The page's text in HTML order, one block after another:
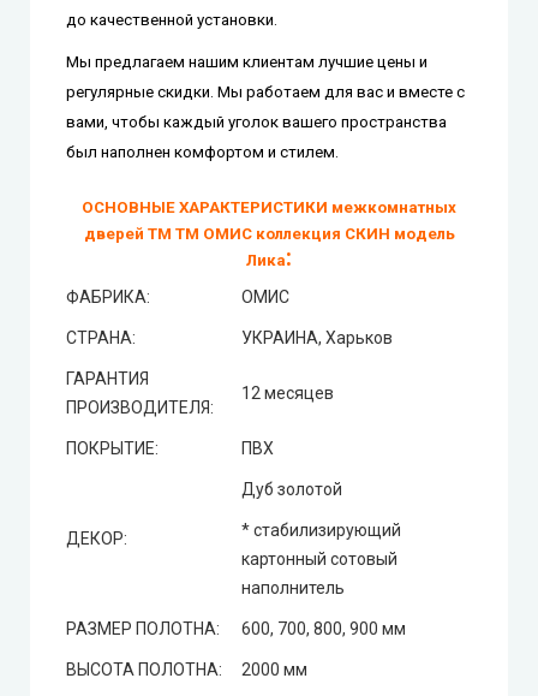
до качественной установки.
Мы предлагаем нашим клиентам лучшие цены и
регулярные скидки. Мы работаем для вас и вместе с
вами, чтобы каждый уголок вашего пространства
был наполнен комфортом и стилем.
ОСНОВНЫЕ ХАРАКТЕРИСТИКИ межкомнатных
дверей ТМ ТМ ОМИС коллекция СКИН модель
Лика:
ФАБРИКА: ОМИС
СТРАНА: УКРАИНА, Харьков
ГАРАНТИЯ
ПРОИЗВОДИТЕЛЯ:
12 месяцев
ПОКРЫТИЕ: ПВХ
ДЕКОР:
Дуб золотой
* стабилизирующий
картонный сотовый
наполнитель
РАЗМЕР ПОЛОТНА: 600, 700, 800, 900 мм
ВЫСОТА ПОЛОТНА: 2000 мм